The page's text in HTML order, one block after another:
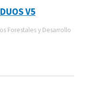
V5
Forestales y Desarrollo